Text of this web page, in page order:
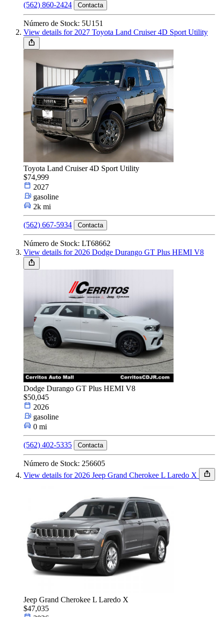
Tamaño
Fuel Type
Marca y modelo
Características
(562) 860-2424 Contacta
Número de Stock: 5U151
View details for 2027 Toyota Land Cruiser 4D Sport Utility
Toyota Land Cruiser 4D Sport Utility
$74,999
2027
gasoline
2k mi
(562) 667-5934 Contacta
Número de Stock: LT68662
View details for 2026 Dodge Durango GT Plus HEMI V8
Dodge Durango GT Plus HEMI V8
$50,045
2026
gasoline
0 mi
(562) 402-5335 Contacta
Número de Stock: 256605
View details for 2026 Jeep Grand Cherokee L Laredo X
Jeep Grand Cherokee L Laredo X
$47,035